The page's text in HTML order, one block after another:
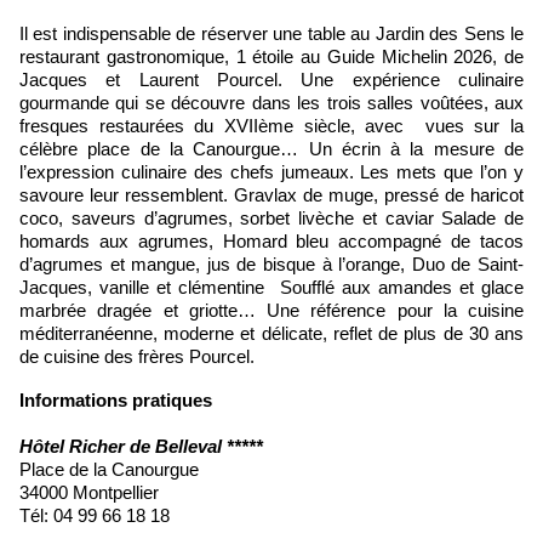
Il est indispensable de réserver une table au Jardin des Sens le
restaurant gastronomique, 1 étoile au Guide Michelin 2026, de
Jacques et Laurent Pourcel. Une expérience culinaire
gourmande qui se découvre dans les trois salles voûtées, aux
fresques restaurées du XVIIème siècle, avec vues sur la
célèbre place de la Canourgue… Un écrin à la mesure de
l’expression culinaire des chefs jumeaux. Les mets que l’on y
savoure leur ressemblent. Gravlax de muge, pressé de haricot
coco, saveurs d’agrumes, sorbet livèche et caviar Salade de
homards aux agrumes, Homard bleu accompagné de tacos
d’agrumes et mangue, jus de bisque à l’orange, Duo de Saint-
Jacques, vanille et clémentine Soufflé aux amandes et glace
marbrée dragée et griotte… Une référence pour la cuisine
méditerranéenne, moderne et délicate, reflet de plus de 30 ans
de cuisine des frères Pourcel.
Informations pratiques
Hôtel Richer de Belleval *****
Place de la Canourgue
34000 Montpellier
Tél: 04 99 66 18 18